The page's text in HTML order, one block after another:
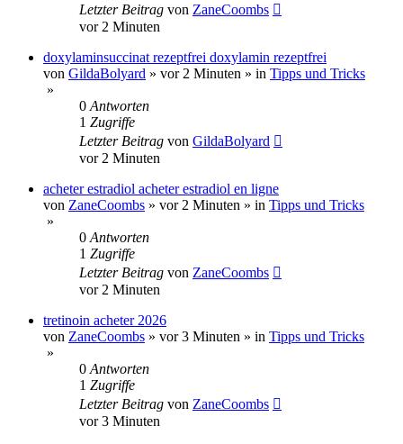
Letzter Beitrag von ZaneCoombs
vor 2 Minuten
doxylaminsuccinat rezeptfrei doxylamin rezeptfrei
von GildaBolyard » vor 2 Minuten » in Tipps und Tricks
»
0 Antworten
1 Zugriffe
Letzter Beitrag von GildaBolyard
vor 2 Minuten
acheter estradiol acheter estradiol en ligne
von ZaneCoombs » vor 2 Minuten » in Tipps und Tricks
»
0 Antworten
1 Zugriffe
Letzter Beitrag von ZaneCoombs
vor 2 Minuten
tretinoin acheter 2026
von ZaneCoombs » vor 3 Minuten » in Tipps und Tricks
»
0 Antworten
1 Zugriffe
Letzter Beitrag von ZaneCoombs
vor 3 Minuten